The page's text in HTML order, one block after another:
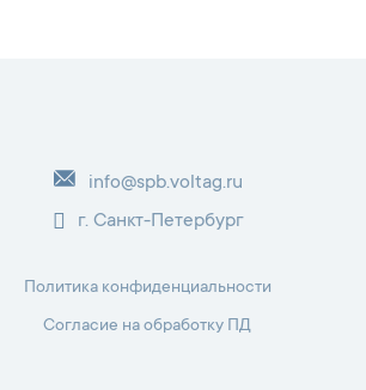
info@spb.voltag.ru
г. Санкт-Петербург
Политика конфиденциальности
Согласие на обработку ПД